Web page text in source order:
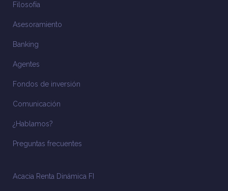
Filosofía
Asesoramiento
Banking
Agentes
Fondos de inversión
Comunicación
¿Hablamos?
Preguntas frecuentes
Acacia Renta Dinámica FI